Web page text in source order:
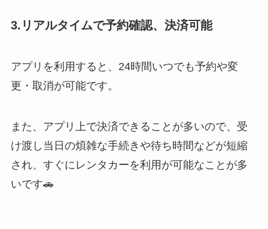
3.リアルタイムで予約確認、決済可能
アプリを利用すると、24時間いつでも予約や変
更・取消が可能です。
また、アプリ上で決済できることが多いので、受
け渡し当日の煩雑な手続きや待ち時間などが短縮
され、すぐにレンタカーを利用が可能なことが多
いです🚗